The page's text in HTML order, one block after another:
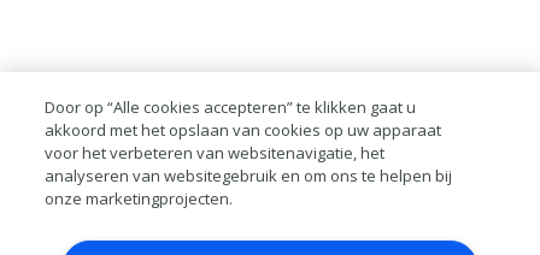
Contact Account aanvragen
Inloggen
Door op “Alle cookies accepteren” te klikken gaat u
akkoord met het opslaan van cookies op uw apparaat
voor het verbeteren van websitenavigatie, het
analyseren van websitegebruik en om ons te helpen bij
onze marketingprojecten.